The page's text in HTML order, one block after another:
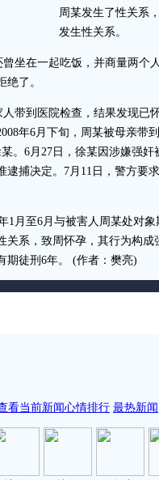
周某发生了性关系
发生性关系。
坐在一起吃饭，并商量两个
了。
带到医院检查，结果发现已
年6月下旬，周某被母亲带
。6月27日，徐某因涉嫌强
逮捕决定。7月11日，警方要
月至6月与被害人周某处对
关系，致周怀孕，其行为构成
期徒刑6年。 (作者：樊亮)